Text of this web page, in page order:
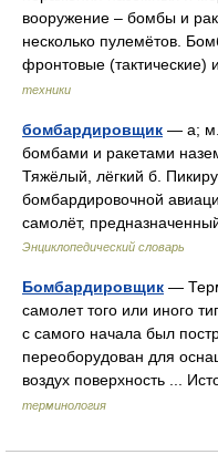
вооружение – бомбы и
несколько пулемётов.
фронтовые
техники
бомбардировщик — а; м.
бомбами и ракетами
Тяжёлый, лёгкий б.
бомбардировочной
самолёт,
Энциклопедический словарь
Бомбардировщик —
самолет того или иного
с самого начала был
переоборудован для
воздух поверхность ...
терминология